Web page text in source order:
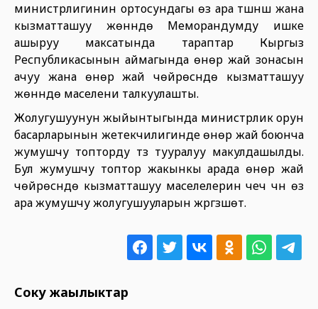
министрлигинин ортосундагы өз ара түшүнүшүү жана
кызматташуу жөнүндө Меморандумду ишке
ашыруу максатында тараптар Кыргыз
Республикасынын аймагында өнөр жай зонасын
ачуу жана өнөр жай чөйрөсүндө кызматташуу
жөнүндө маселени талкуулашты.
Жолугушуунун жыйынтыгында министрлик орун
басарларынын жетекчилигинде өнөр жай боюнча
жумушчу топторду түзүү тууралуу макулдашылды.
Бул жумушчу топтор жакынкы арада өнөр жай
чөйрөсүндө кызматташуу маселелерин чечүү үчүн өз
ара жумушчу жолугушууларын жүргүзүшөт.
Соңку жаңылыктар